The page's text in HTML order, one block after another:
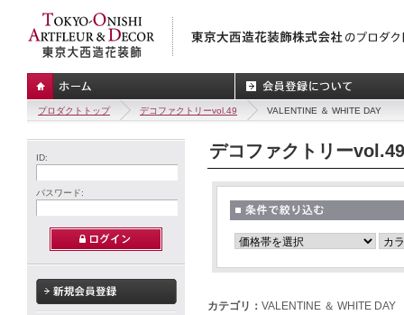
プロダクトトップ デコファクトリーvol.49 VALENTINE ＆ WHITE DAY
ID:
パスワード:
デコファクトリーvol.49
カテゴリ： VALENTINE ＆ WHITE DAY